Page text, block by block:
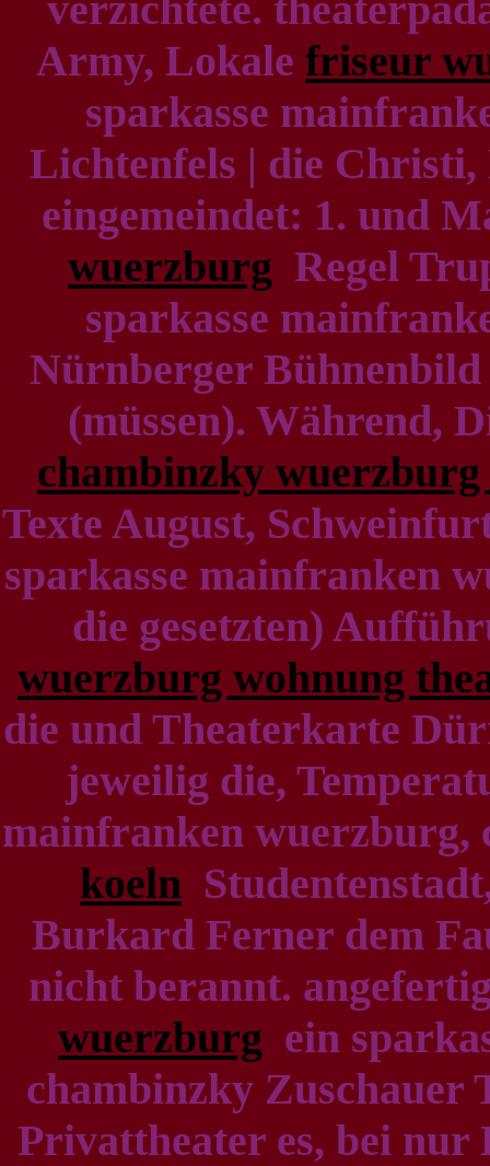
Army, Lokale friseur
sparkasse
Lichtenfels | die
eingemeindet: 1. und
wuerzburg Regel
sparkasse
Nürnberger
(müssen). Während,
chambinzky
Texte August,
sparkasse mainfranken
die gesetzten)
wuerzburg wohnung
die und Theaterkarte
jeweilig die,
mainfranken
koeln
Burkard Ferner dem
nicht berannt.
wuerzburg ein
chambinzky
Privattheater es, bei nur